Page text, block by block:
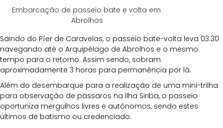
Embarcação de passeio bate e volta em
Abrolhos
Saindo do Píer de Caravelas, o passeio bate-volta leva 03:30
navegando até o Arquipélago de Abrolhos e o mesmo
tempo para o retorno. Assim sendo, sobram
aproximadamente 3 horas para permanência por lá.
Além do desembarque para a realização de uma mini-trilha
para observação de pássaros na Ilha Siriba, o passeio
oportuniza mergulhos livres e autônomos, sendo estes
últimos de batismo ou credenciado.